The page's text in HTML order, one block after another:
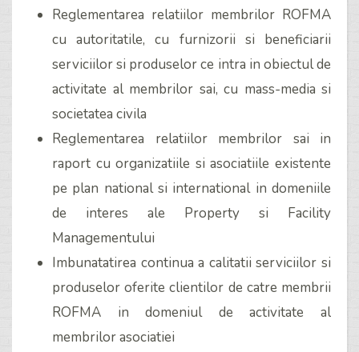
Reglementarea relatiilor membrilor ROFMA
cu autoritatile, cu furnizorii si beneficiarii
serviciilor si produselor ce intra in obiectul de
activitate al membrilor sai, cu mass-media si
societatea civila
Reglementarea relatiilor membrilor sai in
raport cu organizatiile si asociatiile existente
pe plan national si international in domeniile
de interes ale Property si Facility
Managementului
Imbunatatirea continua a calitatii serviciilor si
produselor oferite clientilor de catre membrii
ROFMA in domeniul de activitate al
membrilor asociatiei